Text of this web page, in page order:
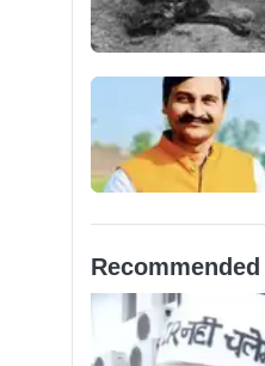
Recommended